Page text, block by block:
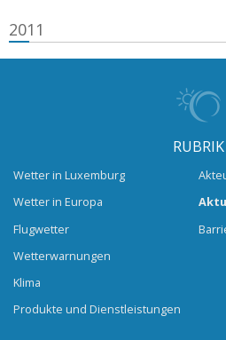
2011
RUBRIK
Wetter in Luxemburg
Wetter in Europa
Flugwetter
Wetterwarnungen
Klima
Produkte und Dienstleistungen